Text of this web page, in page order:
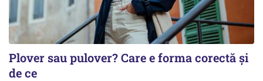
Plover sau pulover? Care e forma corectă și
de ce